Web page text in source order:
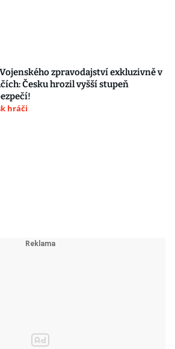
zpravodajství exkluzivně v
Česku hrozil vyšší stupeň
hráči